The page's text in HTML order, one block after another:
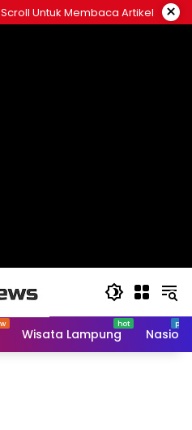
Scroll Untuk Membaca Artikel ×
Wisata Lampung